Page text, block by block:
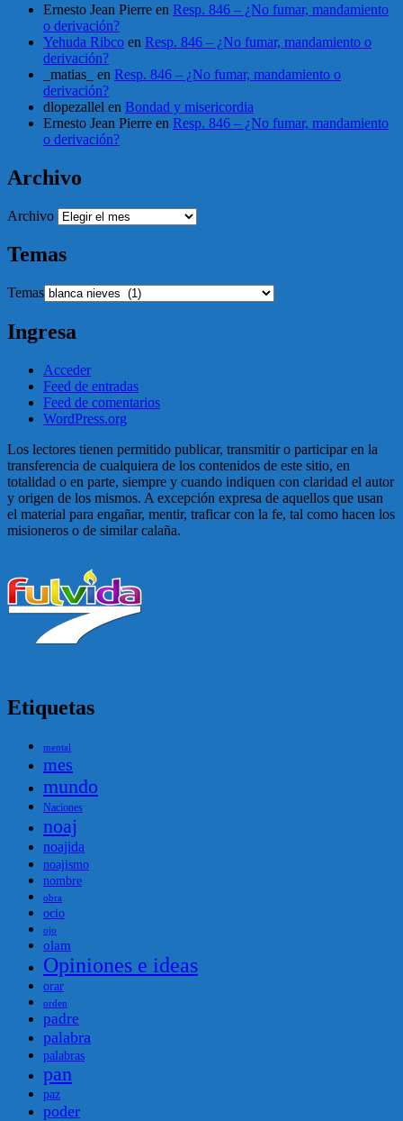
Ernesto Jean Pierre en Resp. 846 – ¿No fumar, mandamiento
o derivación?
Yehuda Ribco en Resp. 846 – ¿No fumar, mandamiento o
derivación?
_matias_
en Resp. 846 – ¿No fumar, mandamiento o
derivación?
dlopezallel en Bondad y misericordia
Ernesto Jean Pierre en Resp. 846 – ¿No fumar, mandamiento
o derivación?
Archivo
Archivo
Temas
Temas
Ingresa
Acceder
Feed de entradas
Feed de comentarios
WordPress.org
Los lectores tienen permitido publicar, transmitir o participar en la
transferencia de cualquiera de los contenidos de este sitio, en
totalidad o en parte, siempre y cuando indiquen con claridad el autor
y origen de los mismos. A excepción expresa de aquellos que usan
el material para engañar, mentir, traficar con la fe, tal como hacen los
misioneros o de similar calaña.
Etiquetas
mental
mes
mundo
Naciones
noaj
noajida
noajismo
nombre
obra
ocio
ojo
olam
Opiniones e ideas
orar
orden
padre
palabra
palabras
pan
paz
poder